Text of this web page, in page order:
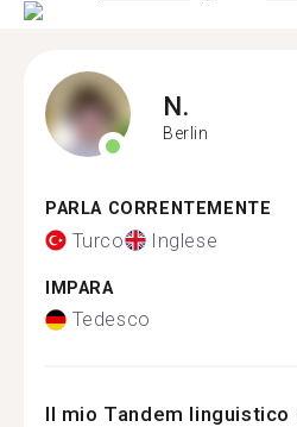
N.
Berlin
PARLA CORRENTEMENTE
Turco Inglese
IMPARA
Tedesco
Il mio Tandem linguistico